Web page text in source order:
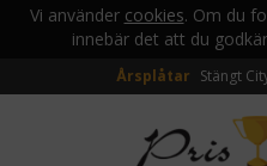
Vi använder cookies. Om du
innebär det att du
Årsplåtar Stängt